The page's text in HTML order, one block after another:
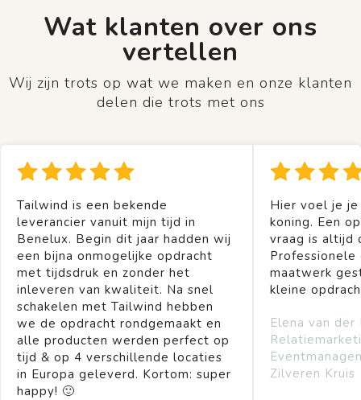
Wat klanten over ons
vertellen
Wij zijn trots op wat we maken en onze klanten
delen die trots met ons
Tailwind is een bekende
leverancier vanuit mijn tijd in
Benelux. Begin dit jaar hadden wij
een bijna onmogelijke opdracht
met tijdsdruk en zonder het
inleveren van kwaliteit. Na snel
schakelen met Tailwind hebben
we de opdracht rondgemaakt en
alle producten werden perfect op
tijd & op 4 verschillende locaties
in Europa geleverd. Kortom: super
happy! 🙂
Hier voel je
koning. Een
vraag is altijd
Professionele
maatwerk
kleine
Elena van der
Zilveren Kruis